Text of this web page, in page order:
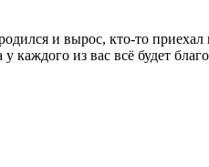
и вырос, кто-то приехал
из вас всё будет